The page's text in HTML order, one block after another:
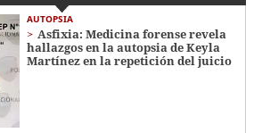
AUTOPSIA
Asfixia: Medicina forense revela
hallazgos en la autopsia de Keyla
Martínez en la repetición del juicio